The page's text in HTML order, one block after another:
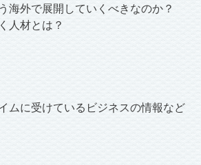
海外で展開していくべきなのか？
人材とは？
ムに受けているビジネスの情報など